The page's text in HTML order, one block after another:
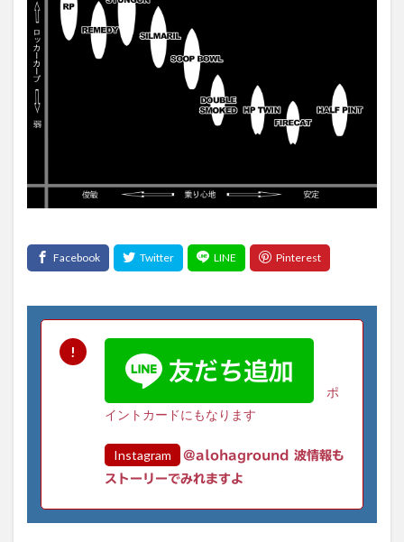
ポ
イントカードにもなります
Instagram
@alohaground 波情報も
ストーリーでみれますよ